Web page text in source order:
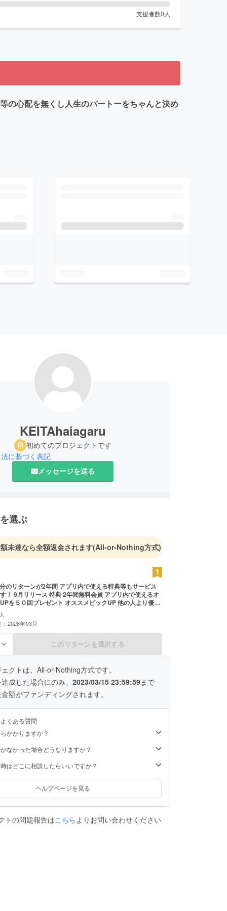
支援者数0 人
の心配を無くし人生のパートーをちゃんと決め
KEITAhaiagaru
初めてのプロジェクトです
に基づく表記
メッセージを送る
選ぶ
未達なら全額返金されます(All-or-Nothing方式)
のリターンが2年間 アプリ内で使える特典等もサービス
！ 9月リリース 特典 2年間無料会員 アプリ内で使えるオ
を５０回プレゼント オススメピックUP 他の人より優先
すくなるような目立つコンテンツに掲載。 毎月感謝を込
を実施 ホテルやクラブ等を貸切ビンゴ大会を実施 豪華景
レゼントする！ その際の優待券をプレゼント 景品は全部
ものにする。 国内旅行 ブランド財布 バック等
2026年03月
このリターンを選択する
クトは、All-or-Nothing方式です。
成した場合にのみ、 2023/03/15 23:59:59まで
額がファンディングされます。
くある質問
かかりますか？
なかった場合どうなりますか？
はどこに相談したらいいですか？
ヘルプページを見る
トの問題報告はこちら よりお問い合わせください